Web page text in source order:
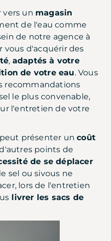
vers un magasin
de l'eau comme
de notre agence à
vous d'acquérir des
, adaptés à votre
de votre eau. Vous
recommandations
le plus convenable,
l'entretien de votre
présenter uncoût
points de
de se déplacer
sel ou sivous ne
lors de l'entretien
livrer les sacs de